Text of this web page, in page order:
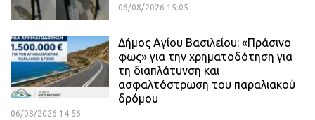
06/08/2026 15:05
Δήμος Αγίου Βασιλείου: «Πράσινο
φως» για την χρηματοδότηση για
τη διαπλάτυνση και
ασφαλτόστρωση του παραλιακού
δρόμου
06/08/2026 14:56